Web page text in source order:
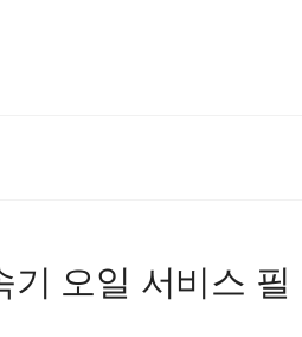
오일 서비스 필